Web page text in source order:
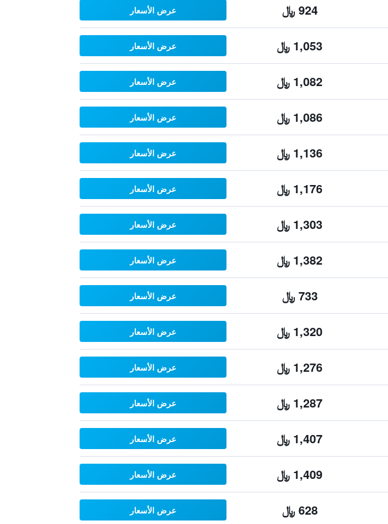
924 ﷼ عرض الأسعار
1,053 ﷼ عرض الأسعار
1,082 ﷼ عرض الأسعار
1,086 ﷼ عرض الأسعار
1,136 ﷼ عرض الأسعار
1,176 ﷼ عرض الأسعار
1,303 ﷼ عرض الأسعار
1,382 ﷼ عرض الأسعار
733 ﷼ عرض الأسعار
1,320 ﷼ عرض الأسعار
1,276 ﷼ عرض الأسعار
1,287 ﷼ عرض الأسعار
1,407 ﷼ عرض الأسعار
1,409 ﷼ عرض الأسعار
628 ﷼ عرض الأسعار